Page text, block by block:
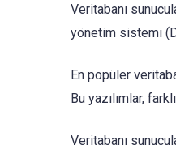
Veritabanı
yönetim sistemi
En popüler
Bu yazılımlar,
Veritabanı